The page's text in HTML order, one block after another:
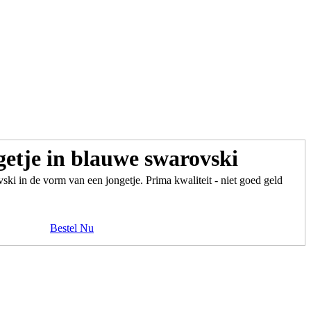
in blauwe swarovski
in de vorm van een jongetje. Prima kwaliteit - niet goed geld
Bestel Nu